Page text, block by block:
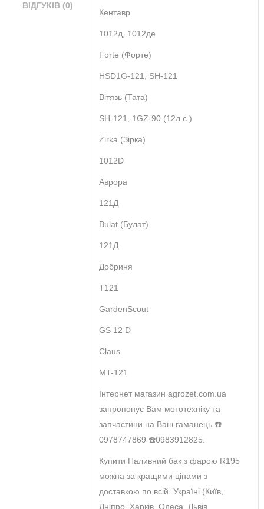
ВІДГУКІВ (0)
Кентавр
1012д, 1012де
Forte (Форте)
HSD1G-121, SH-121
Вітязь (Тата)
SH-121, 1GZ-90 (12л.с.)
Zirka (Зірка)
1012D
Аврора
121Д
Bulat (Булат)
121Д
Добриня
T121
GardenScout
GS 12 D
Claus
MT-121
Інтернет магазин agrozet.com.ua
запропонує Вам мототехніку та
запчастини на Ваш гаманець ☎️
0978747869 ☎️0983912825.
Купити Паливний бак з фарою R195
можна за кращими цінами з
доставкою по всій Україні (Київ,
Дніпро, Харків, Одеса, Львів,